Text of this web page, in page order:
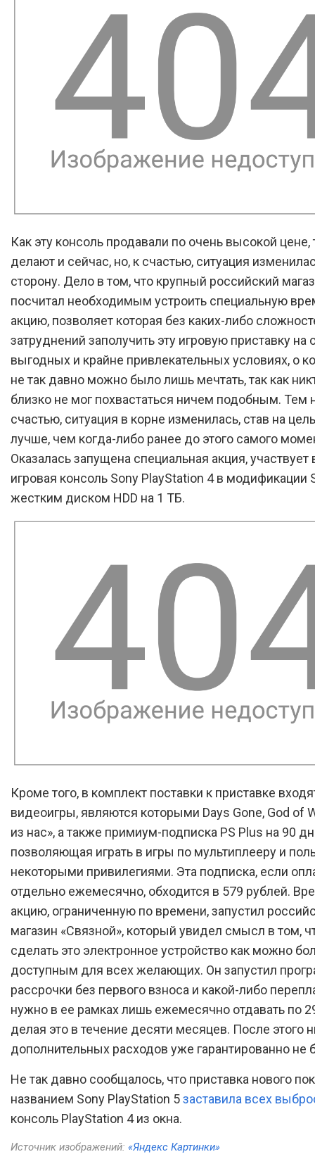
Как эту консоль продавали по очень высокой цене,
делают и сейчас, но, к счастью, ситуация
сторону. Дело в том, что крупный российский
посчитал необходимым устроить специальную
акцию, позволяет которая без каких-либо
затруднений заполучить эту игровую приставку на
выгодных и крайне привлекательных условиях, о
не так давно можно было лишь мечтать, так как
близко не мог похвастаться ничем подобным. Тем
счастью, ситуация в корне изменилась, став на
лучше, чем когда-либо ранее до этого самого
Оказалась запущена специальная акция, участвует
игровая консоль Sony PlayStation 4 в модификации
жестким диском HDD на 1 ТБ.
Кроме того, в комплект поставки к приставке
видеоигры, являются которыми Days Gone, God of
из нас», а также примиум-подписка PS Plus на 90
позволяющая играть в игры по мультиплееру и
некоторыми привилегиями. Эта подписка, если
отдельно ежемесячно, обходится в 579 рублей.
акцию, ограниченную по времени, запустил
магазин «Связной», который увидел смысл в том,
сделать это электронное устройство как можно
доступным для всех желающих. Он запустил
рассрочки без первого взноса и какой-либо
нужно в ее рамках лишь ежемесячно отдавать по
делая это в течение десяти месяцев. После этого
дополнительных расходов уже гарантированно не
Не так давно сообщалось, что приставка нового
названием Sony PlayStation 5заставила всех
консоль PlayStation 4 из окна.
Источник изображений: «Яндекс Картинки»